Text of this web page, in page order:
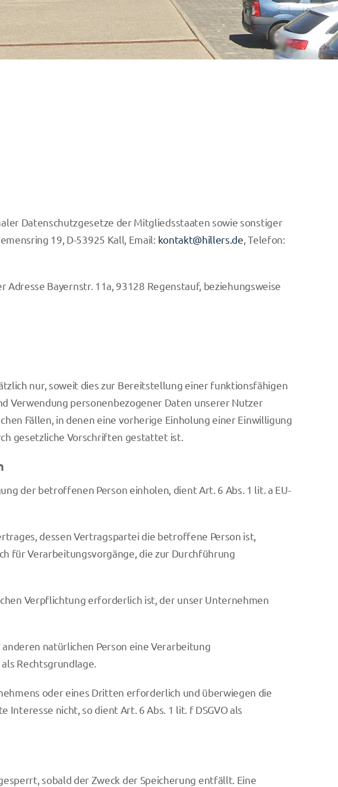
Datenschutzgesetze der Mitgliedsstaaten sowie sonstiger
19, D-53925 Kall, Email: kontakt@hillers.de, Telefon:
Bayernstr. 11a, 93128 Regenstauf, beziehungsweise
nur, soweit dies zur Bereitstellung einer funktionsfähigen
Verwendung personenbezogener Daten unserer Nutzer
Fällen, in denen eine vorherige Einholung einer Einwilligung
gesetzliche Vorschriften gestattet ist.
der betroffenen Person einholen, dient Art. 6 Abs. 1 lit. a EU-
dessen Vertragspartei die betroffene Person ist,
für Verarbeitungsvorgänge, die zur Durchführung
Verpflichtung erforderlich ist, der unser Unternehmen
natürlichen Person eine Verarbeitung
Rechtsgrundlage.
oder eines Dritten erforderlich und überwiegen die
nicht, so dient Art. 6 Abs. 1 lit. f DSGVO als
sobald der Zweck der Speicherung entfällt. Eine